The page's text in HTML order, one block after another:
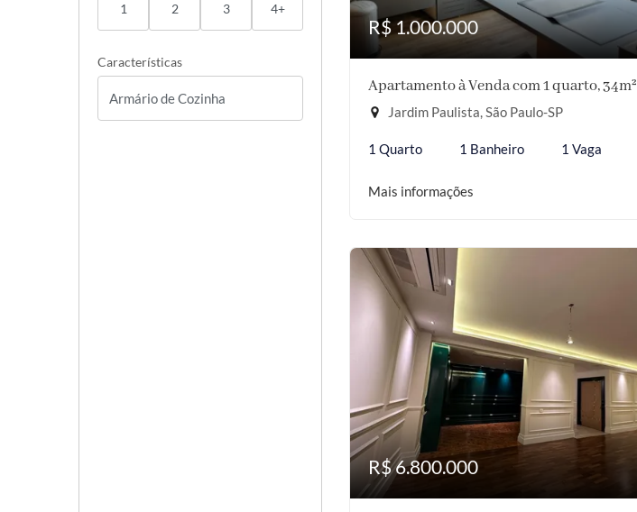
1 2 3 4+
Características
R$ 1.000.000
Apartamento à Venda com 1 quarto, 34m²
Jardim Paulista, São Paulo-SP
1 Quarto 1 Banheiro 1 Vaga
Mais informações
R$ 6.800.000